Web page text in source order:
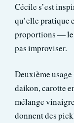
Cécile s’est
qu’elle pratique
proportions — le
pas improviser.
Deuxième
daikon, carotte
mélange
donnent des